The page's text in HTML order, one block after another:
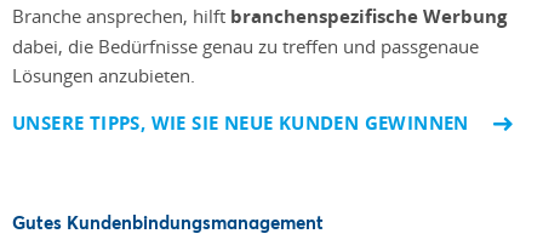
Branche ansprechen, hilft branchenspezifische Werbung
dabei, die Bedürfnisse genau zu treffen und passgenaue
Lösungen anzubieten.
UNSERE TIPPS, WIE SIE NEUE KUNDEN GEWINNEN
Gutes Kundenbindungsmanagement